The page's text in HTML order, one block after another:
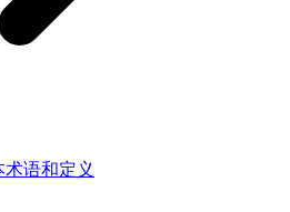
术语和定义